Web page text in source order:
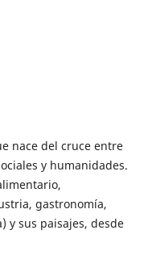
nace del cruce entre
y humanidades.
gastronomía,
y sus paisajes, desde